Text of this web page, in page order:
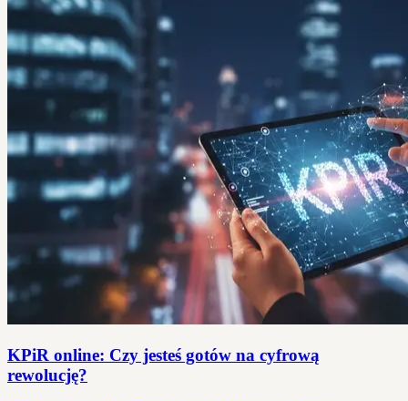
KPiR online: Czy jesteś gotów na cyfrową
rewolucję?